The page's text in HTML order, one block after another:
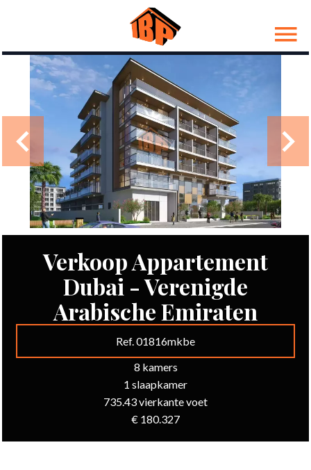
Verkoop Appartement
Dubai - Verenigde
Arabische Emiraten
Ref. 01816mkbe
8 kamers
1 slaapkamer
735.43 vierkante voet
€ 180.327